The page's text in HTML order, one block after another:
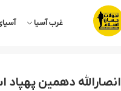
غرب آسیا
انصارالله دهمین